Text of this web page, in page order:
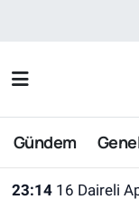
Gündem
23:14 16 Daireli
Nöbetçi
Hava